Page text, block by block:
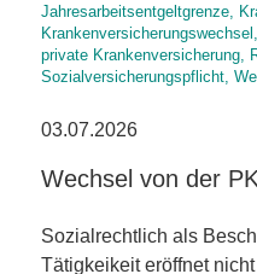
Jahresarbeitsentgeltgrenze,
private Krankenversicherung,
Sozialversicherungspflicht,
03.07.2026
Wechsel von der
Sozialrechtlich als
Tätigkeikeit eröffnet